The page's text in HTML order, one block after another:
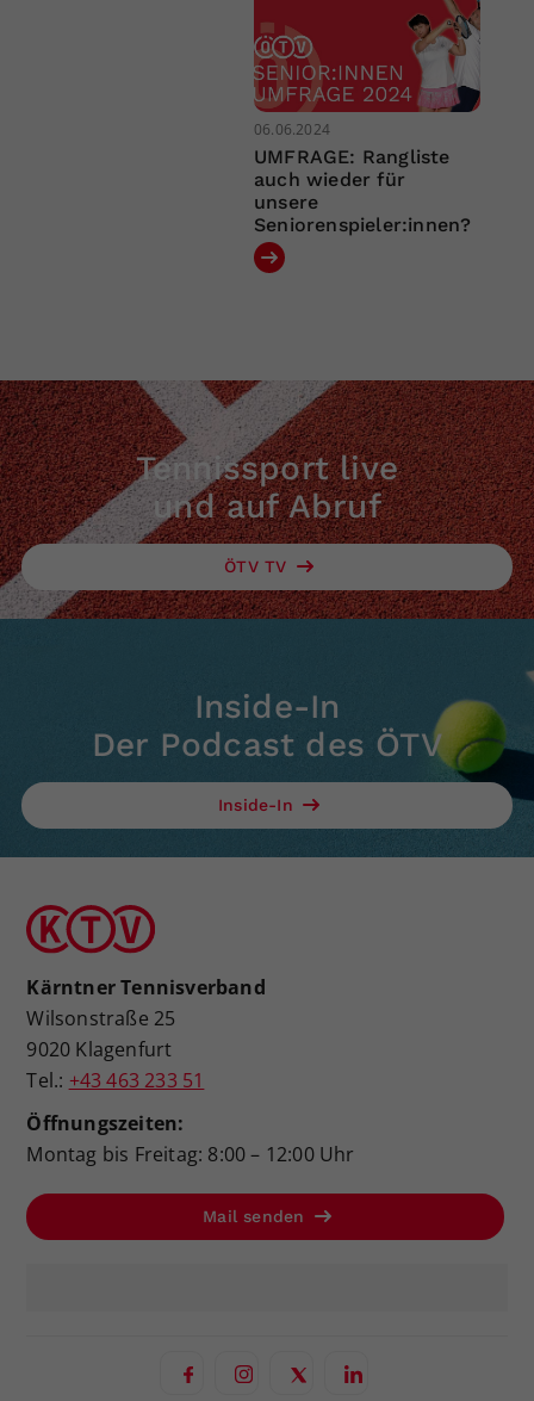
06.06.2024
UMFRAGE: Rangliste
auch wieder für
unsere
Seniorenspieler:innen?
Tennissport live
und auf Abruf
ÖTV TV
Inside-In
Der Podcast des ÖTV
Inside-In
Kärntner Tennisverband
Wilsonstraße 25
9020 Klagenfurt
Tel.: +43 463 233 51
Öffnungszeiten:
Montag bis Freitag: 8:00 – 12:00 Uhr
Mail senden